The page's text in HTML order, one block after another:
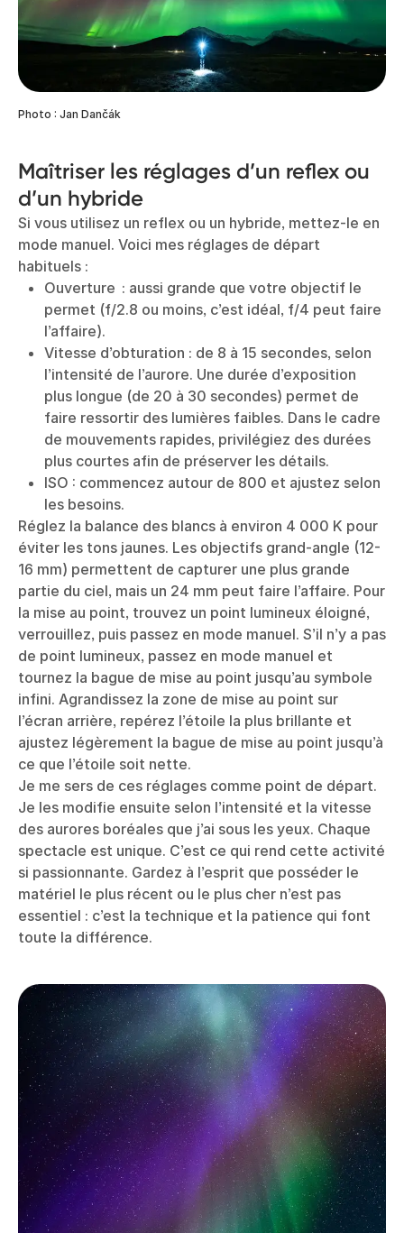
Photo : Jan Dančák
Maîtriser les réglages d’un reflex ou
d’un hybride
Si vous utilisez un reflex ou un hybride, mettez-le en
mode manuel. Voici mes réglages de départ
habituels :
Ouverture : aussi grande que votre objectif le
permet (f/2.8 ou moins, c’est idéal, f/4 peut faire
l’affaire).
Vitesse d’obturation : de 8 à 15 secondes, selon
l’intensité de l’aurore. Une durée d’exposition
plus longue (de 20 à 30 secondes) permet de
faire ressortir des lumières faibles. Dans le cadre
de mouvements rapides, privilégiez des durées
plus courtes afin de préserver les détails.
ISO : commencez autour de 800 et ajustez selon
les besoins.
Réglez la balance des blancs à environ 4 000 K pour
éviter les tons jaunes. Les objectifs grand-angle (12-
16 mm) permettent de capturer une plus grande
partie du ciel, mais un 24 mm peut faire l’affaire. Pour
la mise au point, trouvez un point lumineux éloigné,
verrouillez, puis passez en mode manuel. S’il n’y a pas
de point lumineux, passez en mode manuel et
tournez la bague de mise au point jusqu’au symbole
infini. Agrandissez la zone de mise au point sur
l’écran arrière, repérez l’étoile la plus brillante et
ajustez légèrement la bague de mise au point jusqu’à
ce que l’étoile soit nette.
Je me sers de ces réglages comme point de départ.
Je les modifie ensuite selon l’intensité et la vitesse
des aurores boréales que j’ai sous les yeux. Chaque
spectacle est unique. C’est ce qui rend cette activité
si passionnante. Gardez à l’esprit que posséder le
matériel le plus récent ou le plus cher n’est pas
essentiel : c’est la technique et la patience qui font
toute la différence.